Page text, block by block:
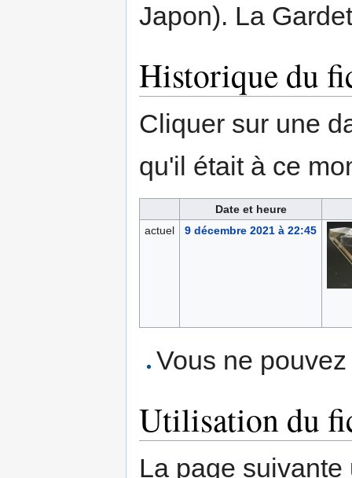
Japon). La
Historique du
Cliquer sur une
qu'il était à ce
Date et heure
actuel
9 décembre 2021 à 22:45
Vous ne
Utilisation du
La page